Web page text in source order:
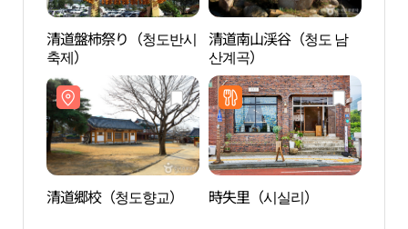
清道盤柿祭り（청도반시
축제）
清道南山渓谷（청도 남
산계곡）
清道郷校（청도향교） 時失里（시실리）